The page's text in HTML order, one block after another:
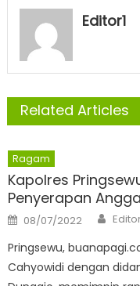
Editor1
Related Articles
Ragam
Kapolres
Penyerapan
Posted
on
08/07/2022
Pringsewu,
Cahyowidi dengan